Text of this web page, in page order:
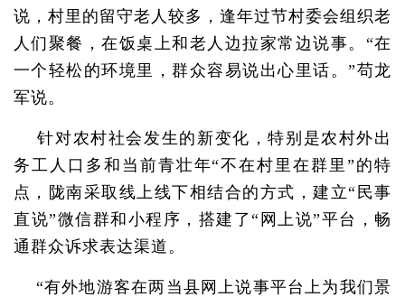
说，村里的留守老人较多，逢年过节村委会组织老
人们聚餐，在饭桌上和老人边拉家常边说事。“在
一个轻松的环境里，群众容易说出心里话。”苟龙
军说。
针对农村社会发生的新变化，特别是农村外出
务工人口多和当前青壮年“不在村里在群里”的特
点，陇南采取线上线下相结合的方式，建立“民事
直说”微信群和小程序，搭建了“网上说”平台，畅
通群众诉求表达渠道。
“有外地游客在两当县网上说事平台上为我们景